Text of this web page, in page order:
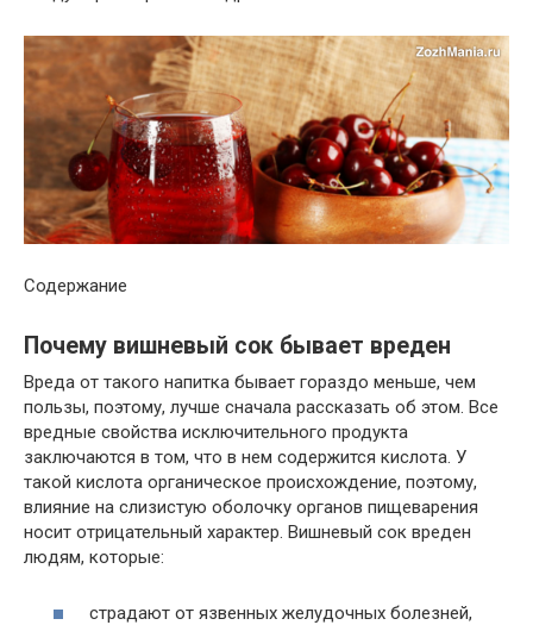
Содержание
Почему вишневый сок бывает вреден
Вреда от такого напитка бывает гораздо меньше, чем
пользы, поэтому, лучше сначала рассказать об этом. Все
вредные свойства исключительного продукта
заключаются в том, что в нем содержится кислота. У
такой кислота органическое происхождение, поэтому,
влияние на слизистую оболочку органов пищеварения
носит отрицательный характер. Вишневый сок вреден
людям, которые:
страдают от язвенных желудочных болезней,